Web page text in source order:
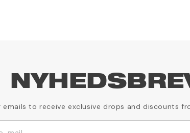
emails to receive exclusive drops and discounts